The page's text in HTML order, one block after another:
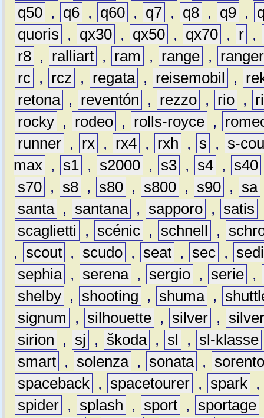
q50 , q6 , q60 , q7 , q8 , q9 ,
quoris
, qx30 , qx50 , qx70 , r ,
r8 , ralliart , ram , range ,
ranger
rc , rcz , regata , reisemobil ,
retona , reventón , rezzo , rio ,
rocky , rodeo , rolls-royce ,
runner , rx , rx4 , rxh , s ,
s-
max , s1 , s2000 , s3 , s4 , s40
s70 , s8 , s80 , s800 , s90 , sa
santa , santana , sapporo , satis
scaglietti
, scénic , schnell ,
,
scout , scudo , seat , sec ,
sephia , serena , sergio , serie ,
shelby , shooting , shuma ,
signum
, silhouette , silver ,
sirion
, sj , škoda , sl , sl-klasse
smart , solenza , sonata ,
spaceback , spacetourer , spark ,
spider , splash , sport , sportage